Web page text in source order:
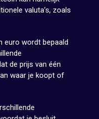
valuta’s, zoals
euro wordt bepaald
de prijs van één
waar je koopt of